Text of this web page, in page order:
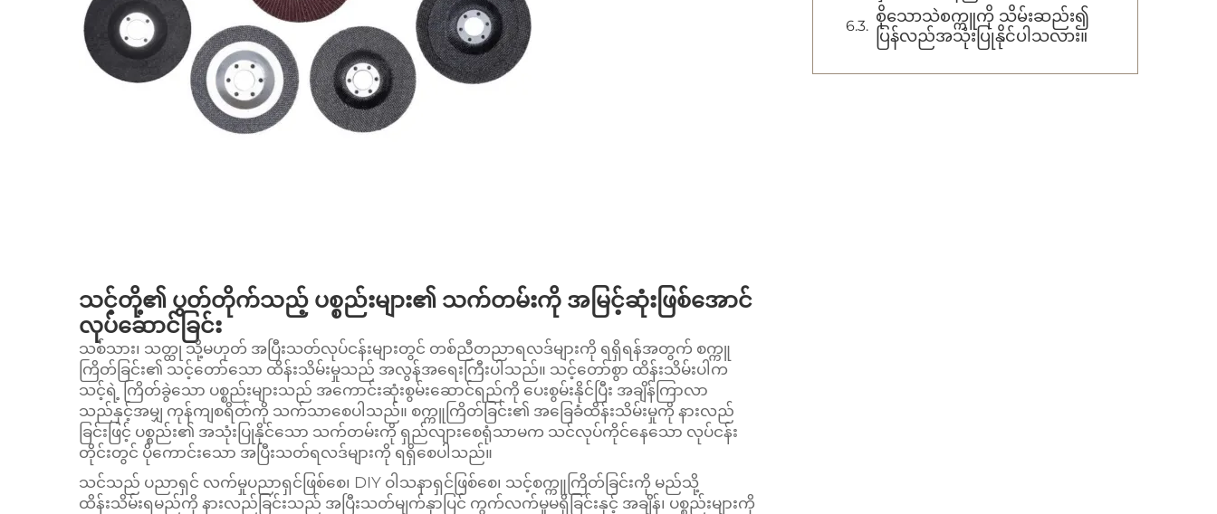
သင့်တို့၏ ပွတ်တိုက်သည့် ပစ္စည်းများ၏ သက်တမ်းကို အမြင့်ဆုံးဖြစ်အောင်
လုပ်ဆောင်ခြင်း
သစ်သား၊ သတ္ထု သို့မဟုတ် အပြီးသတ်လုပ်ငန်းများတွင် တစ်ညီတညာရလဒ်များကို ရရှိရန်အတွက် စက္ကူ
ကြိတ်ခြင်း၏ သင့်တော်သော ထိန်းသိမ်းမှုသည် အလွန်အရေးကြီးပါသည်။ သင့်တော်စွာ ထိန်းသိမ်းပါက
သင့်ရဲ့ ကြိတ်ခွဲသော ပစ္စည်းများသည် အကောင်းဆုံးစွမ်းဆောင်ရည်ကို ပေးစွမ်းနိုင်ပြီး အချိန်ကြာလာ
သည်နှင့်အမျှ ကုန်ကျစရိတ်ကို သက်သာစေပါသည်။ စက္ကူကြိတ်ခြင်း၏ အခြေခံထိန်းသိမ်းမှုကို နားလည်
ခြင်းဖြင့် ပစ္စည်း၏ အသုံးပြုနိုင်သော သက်တမ်းကို ရှည်လျားစေရုံသာမက သင်လုပ်ကိုင်နေသော လုပ်ငန်း
တိုင်းတွင် ပိုကောင်းသော အပြီးသတ်ရလဒ်များကို ရရှိစေပါသည်။
သင်သည် ပညာရှင် လက်မှုပညာရှင်ဖြစ်စေ၊ DIY ဝါသနာရှင်ဖြစ်စေ၊ သင့်စက္ကူကြိတ်ခြင်းကို မည်သို့
ထိန်းသိမ်းရမည်ကို နားလည်ခြင်းသည် အပြီးသတ်မျက်နှာပြင် ကွက်လက်မှုမရှိခြင်းနှင့် အချိန်၊ ပစ္စည်းများကို
စိုသောသဲစက္ကူကို သိမ်းဆည်း၍
ပြန်လည်အသုံးပြုနိုင်ပါသလား။